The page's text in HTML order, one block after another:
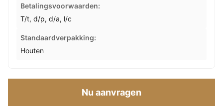
Betalingsvoorwaarden:
T/t, d/p, d/a, l/c
Standaardverpakking:
Houten
Nu aanvragen